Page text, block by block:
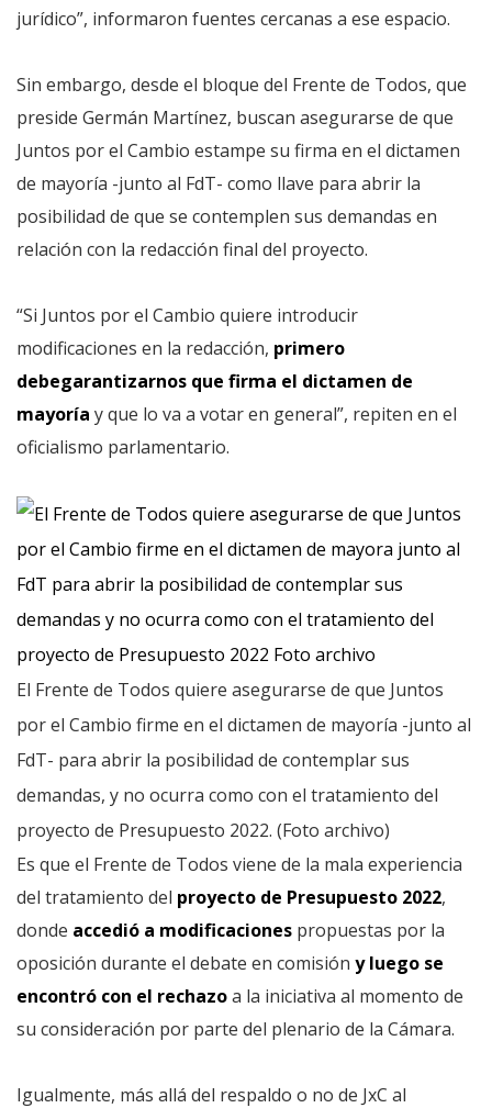
jurídico”, informaron fuentes cercanas a ese espacio.
Sin embargo, desde el bloque del Frente de Todos, que
preside Germán Martínez, buscan asegurarse de que
Juntos por el Cambio estampe su firma en el dictamen
de mayoría -junto al FdT- como llave para abrir la
posibilidad de que se contemplen sus demandas en
relación con la redacción final del proyecto.
“Si Juntos por el Cambio quiere introducir
modificaciones en la redacción, primero
debegarantizarnos que firma el dictamen de
mayoría y que lo va a votar en general”, repiten en el
oficialismo parlamentario.
El Frente de Todos quiere asegurarse de que Juntos
por el Cambio firme en el dictamen de mayoría -junto al
FdT- para abrir la posibilidad de contemplar sus
demandas, y no ocurra como con el tratamiento del
proyecto de Presupuesto 2022. (Foto archivo)
Es que el Frente de Todos viene de la mala experiencia
del tratamiento del proyecto de Presupuesto 2022,
donde accedió a modificaciones propuestas por la
oposición durante el debate en comisión y luego se
encontró con el rechazoa la iniciativa al momento de
su consideración por parte del plenario de la Cámara.
Igualmente, más allá del respaldo o no de JxC al